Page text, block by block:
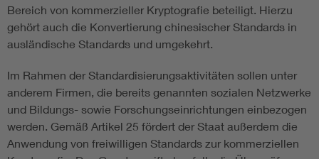
Bereich von kommerzieller Kryptografie beteiligt. Hierzu
gehört auch die Konvertierung chinesischer Standards in
ausländische Standards und umgekehrt.
Im Rahmen der Standardisierungsaktivitäten sollen unter
anderem Firmen, die bereits genannten sozialen Netzwerke
und Bildungs- sowie Forschungseinrichtungen einbezogen
werden. Gemäß Artikel 25 fördert der Staat außerdem die
Anwendung von freiwilligen Standards zur kommerziellen